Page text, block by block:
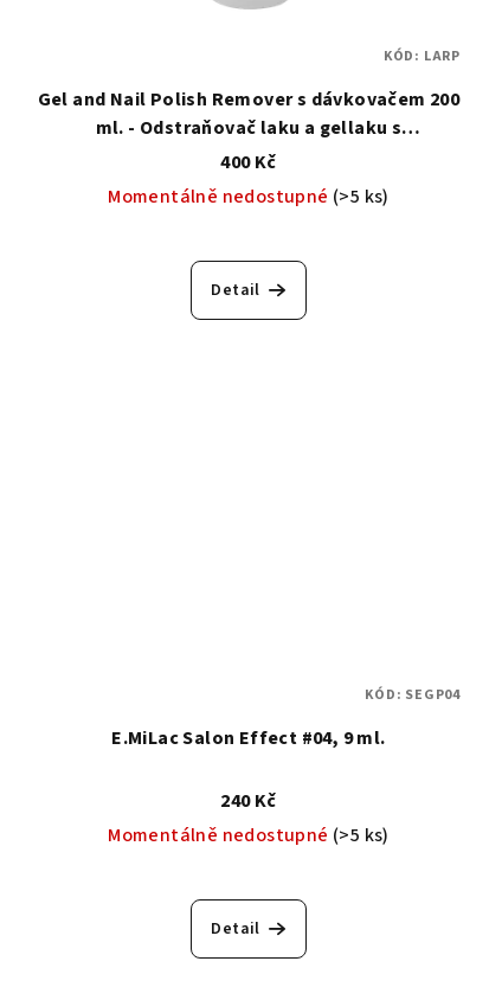
Gel and Nail Polish Remover s dávkovačem 200
ml. - Odstraňovač laku a gellaku s
dávkovačem
400 Kč
Momentálně nedostupné (>5 ks)
hodnocení
produktu
je
Detail
KÓD: LARP
E.MiLac Salon Effect #04, 9 ml.
240 Kč
Momentálně nedostupné (>5 ks)
Detail
KÓD: SEGP04